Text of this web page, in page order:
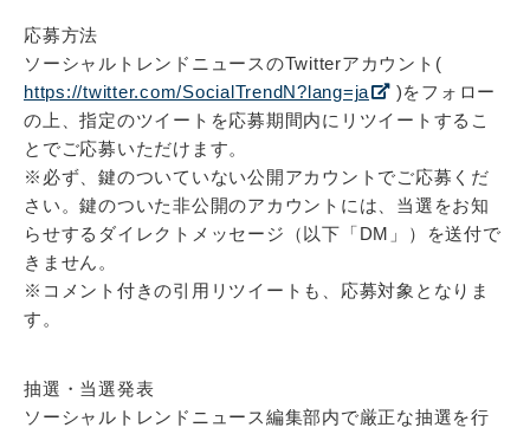
応募方法
ソーシャルトレンドニュースのTwitterアカウント(
https://twitter.com/SocialTrendN?lang=ja
)をフォロー
の上、指定のツイートを応募期間内にリツイートするこ
とでご応募いただけます。
※必ず、鍵のついていない公開アカウントでご応募くだ
さい。鍵のついた非公開のアカウントには、当選をお知
らせするダイレクトメッセージ（以下「DM」）を送付で
きません。
※コメント付きの引用リツイートも、応募対象となりま
す。
抽選・当選発表
ソーシャルトレンドニュース編集部内で厳正な抽選を行